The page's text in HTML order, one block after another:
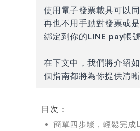
使用電子發票載具可以
再也不用手動對發票或
綁定到你的LINE pay帳號
在下文中，我們將介紹
個指南都將為你提供清
目次：
簡單四步驟，輕鬆完成